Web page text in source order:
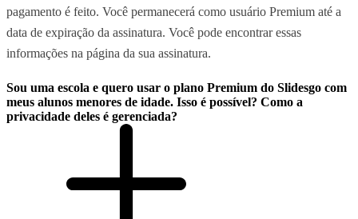
pagamento é feito. Você permanecerá como usuário Premium até a
data de expiração da assinatura. Você pode encontrar essas
informações na página da sua assinatura.
Sou uma escola e quero usar o plano Premium do Slidesgo com
meus alunos menores de idade. Isso é possível? Como a
privacidade deles é gerenciada?